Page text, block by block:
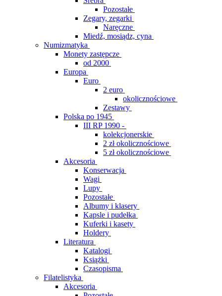
Pozostałe
Zegary, zegarki
Naręczne
Miedź, mosiądz, cyna
Numizmatyka
Monety zastępcze
od 2000
Europa
Euro
2 euro
okolicznościowe
Zestawy
Polska po 1945
III RP 1990 -
kolekcjonerskie
2 zł okolicznościowe
5 zł okolicznościowe
Akcesoria
Konserwacja
Wagi
Lupy
Pozostałe
Albumy i klasery
Kapsle i pudełka
Kuferki i kasety
Holdery
Literatura
Katalogi
Książki
Czasopisma
Filatelistyka
Akcesoria